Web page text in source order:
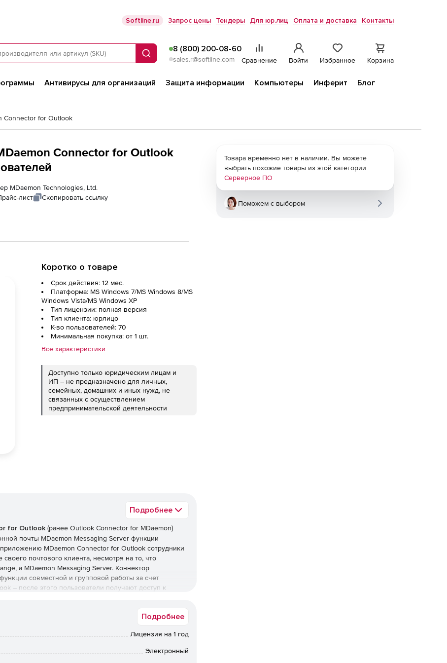
Softline.ru Запрос цены Тендеры Для юр.лиц Оплата и доставка Контакты
Поиск
8 (800) 200-08-60
sales.r@softline.com Сравнение Войти Избранное Корзина
Антивирусы для организаций Защита информации Компьютеры Инферит
Блог
Connector for Outlook
Connector for Outlook
MDaemon Technologies, Ltd.
лист Скопировать ссылку
Коротко о товаре
Срок действия: 12 мес.
Платформа: MS Windows 7/MS Windows 8/MS
Windows Vista/MS Windows XP
Тип лицензии: полная версия
Тип клиента: юрлицо
К-во пользователей: 70
Минимальная покупка: от 1 шт.
Все характеристики
Доступно только юридическим лицам и
ИП – не предназначено для личных,
семейных, домашних и иных нужд, не
связанных с осуществлением
предпринимательской деятельности
Подробнее
for Outlook (ранее Outlook Connector for MDaemon)
почты MDaemon Messaging Server функции
MDaemon Connector for Outlook сотрудники
почтового клиента, несмотря на то, что
а MDaemon Messaging Server. Коннектор
совместной и групповой работы за счет
– после этого пользователи получают доступ к
с помощью Outlook Connector информацию
Подробнее
Лицензия на 1 год
Электронный
Товара временно нет в наличии. Вы можете
выбрать похожие товары из этой категории
Серверное ПО
Поможем с выбором